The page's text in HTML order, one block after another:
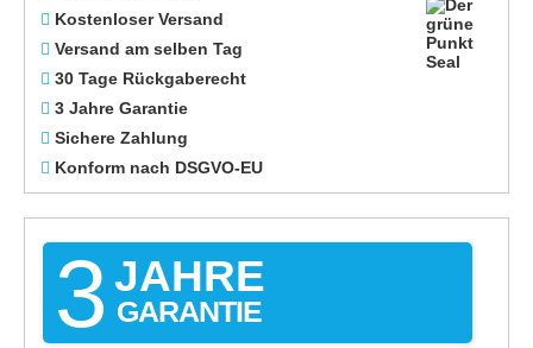
Kostenloser Versand
Versand am selben Tag
30 Tage Rückgaberecht
3 Jahre Garantie
Sichere Zahlung
Konform nach DSGVO-EU
3 JAHRE
GARANTIE